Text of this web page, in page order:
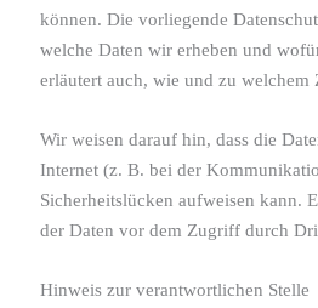
können. Die vorliegende
welche Daten wir erheben und
erläutert auch, wie und zu welchem
Wir weisen darauf hin, dass die
Internet (z. B. bei der
Sicherheitslücken aufweisen kann.
der Daten vor dem Zugriff durch
Hinweis zur verantwortlichen Stelle